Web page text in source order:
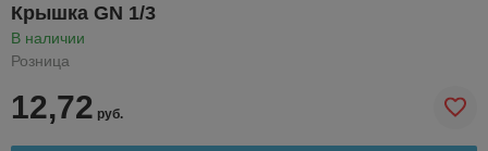
Крышка GN 1/3
В наличии
Розница
12,72 руб.